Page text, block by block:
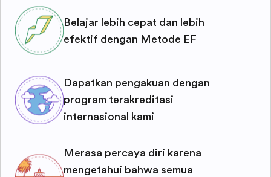
Belajar lebih cepat dan lebih
efektif dengan Metode EF
Dapatkan pengakuan dengan
program terakreditasi
internasional kami
Merasa percaya diri karena
mengetahui bahwa semua